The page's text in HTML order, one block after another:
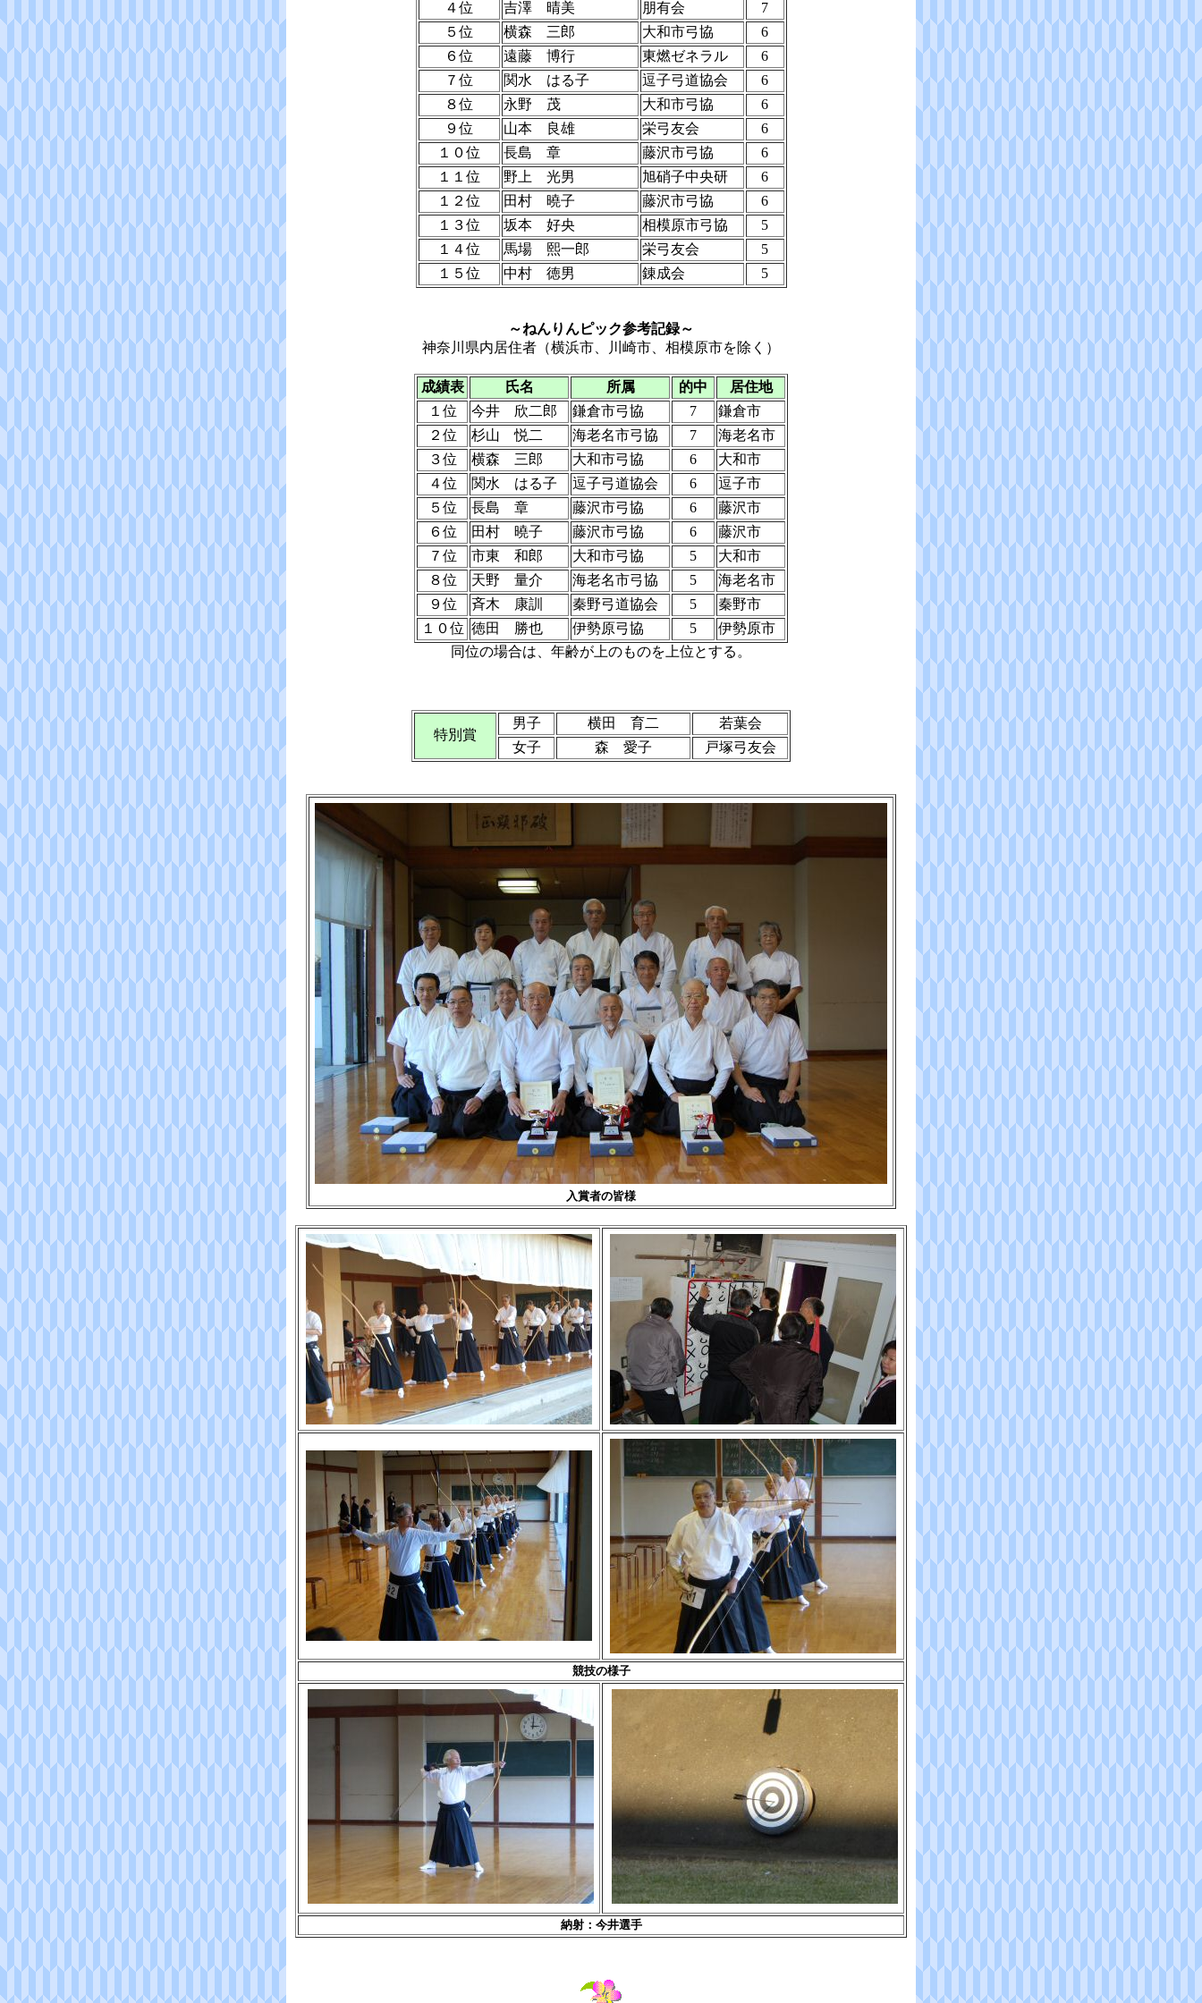
４位 吉澤 晴美 朋有会
7
５位
横森 三郎 大和市弓協
6
６位
遠藤 博行 東燃ゼネラル
6
７位
関水 はる子 逗子弓道協会
6
８位
永野 茂 大和市弓協
6
９位
山本 良雄 栄弓友会
6
１０位
長島 章 藤沢市弓協
6
１１位
野上 光男 旭硝子中央研
6
１２位
田村 曉子 藤沢市弓協
6
１３位
坂本 好央 相模原市弓協
5
１４位
馬場 熙一郎 栄弓友会
5
１５位
中村 徳男 錬成会 5
～ねんりんピック参考記録～
神奈川県内居住者（横浜市、川崎市、相模原市を除く）
成績表 氏名 所属 的中
居住地
１位
今井 欣二郎 鎌倉市弓協 7
鎌倉市
２位
杉山 悦二 海老名市弓協 7
海老名市
３位
横森 三郎 大和市弓協 6
大和市
４位
関水 はる子 逗子弓道協会 6
逗子市
５位
長島 章 藤沢市弓協 6
藤沢市
６位
田村 曉子 藤沢市弓協 6
藤沢市
７位
市東 和郎 大和市弓協 5
大和市
８位
天野 量介 海老名市弓協 5
海老名市
９位
斉木 康訓 秦野弓道協会 5
秦野市
１０位 徳田 勝也 伊勢原弓協 5
伊勢原市
同位の場合は、年齢が上のものを上位とする。
特別賞
男子 横田 育二
若葉会
女子
森 愛子 戸塚弓友会
入賞者の皆様
競技の様子
納射：今井選手